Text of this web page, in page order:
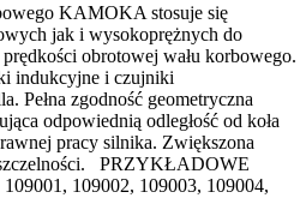
KAMOKA stosuje się
jak i wysokoprężnych do
obrotowej wału korbowego.
indukcyjne i czujniki
Pełna zgodność geometryczna
odpowiednią odległość od koła
pracy silnika. Zwiększona
PRZYKŁADOWE
109002, 109003, 109004,